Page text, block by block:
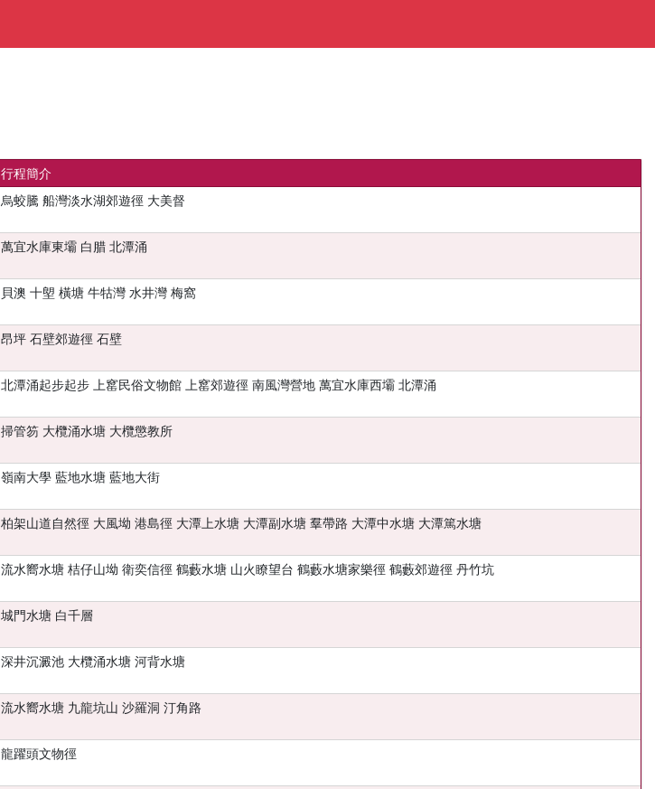
行程簡介
烏蛟騰 船灣淡水湖郊遊徑 大美督
萬宜水庫東壩 白腊 北潭涌
貝澳 十塱 橫塘 牛牯灣 水井灣 梅窩
昂坪 石壁郊遊徑 石壁
北潭涌起步起步 上窰民俗文物館 上窰郊遊徑 南風灣營地 萬宜水庫西壩 北潭涌
掃管笏 大欖涌水塘 大欖懲教所
嶺南大學 藍地水塘 藍地大街
柏架山道自然徑 大風坳 港島徑 大潭上水塘 大潭副水塘 羣帶路 大潭中水塘 大潭篤水塘
流水嚮水塘 桔仔山坳 衛奕信徑 鶴藪水塘 山火瞭望台 鶴藪水塘家樂徑 鶴藪郊遊徑 丹竹坑
城門水塘 白千層
深井沉澱池 大欖涌水塘 河背水塘
流水嚮水塘 九龍坑山 沙羅洞 汀角路
龍躍頭文物徑